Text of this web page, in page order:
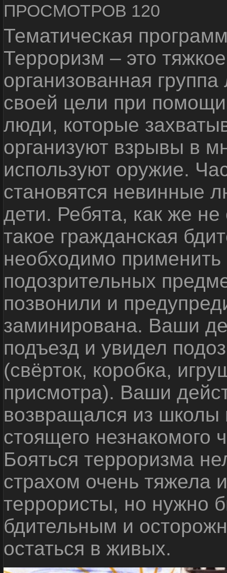
ПРОСМОТРОВ 120
Тематическая
Терроризм – это
организованная
своей цели при
люди, которые
организуют взрывы в
используют оружие.
становятся невинные
дети. Ребята, как же не
такое гражданская
необходимо
подозрительных
позвонили и
заминирована. Ваши
подъезд и увидел
(свёрток, коробка,
присмотра). Ваши
возвращался из школы
стоящего незнакомого
Бояться терроризма
страхом очень тяжела
террористы, но нужно
бдительным и
остаться в живых.